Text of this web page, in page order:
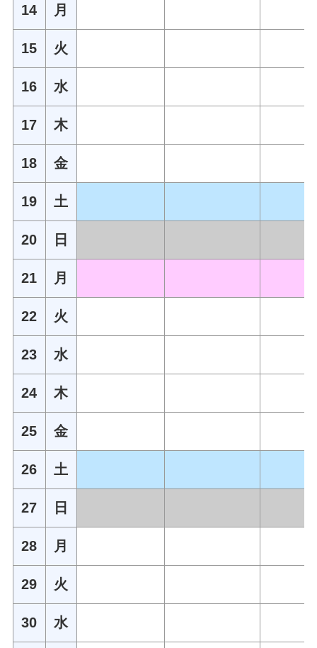
14 月
15 火
16 水
17 木
18 金
19 土
20 日
21 月
22 火
23 水
24 木
25 金
26 土
27 日
28 月
29 火
30 水